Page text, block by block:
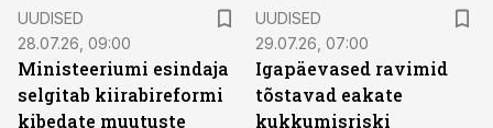
UUDISED
28.07.26, 09:00
Ministeeriumi esindaja
selgitab kiirabireformi
kibedate muutuste
UUDISED
29.07.26, 07:00
Igapäevased ravimid
tõstavad eakate
kukkumisriski